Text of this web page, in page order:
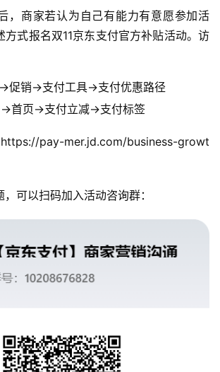
，商家若认为自己有能力有意愿参加活
方式报名双11京东支付官方补贴活动。访
→促销→支付工具→支付优惠路径
→首页→支付立减→支付标签
https://pay-mer.jd.com/business-growt
可以扫码加入活动咨询群：